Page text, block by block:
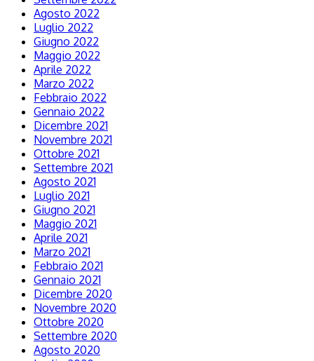
Agosto 2022
Luglio 2022
Giugno 2022
Maggio 2022
Aprile 2022
Marzo 2022
Febbraio 2022
Gennaio 2022
Dicembre 2021
Novembre 2021
Ottobre 2021
Settembre 2021
Agosto 2021
Luglio 2021
Giugno 2021
Maggio 2021
Aprile 2021
Marzo 2021
Febbraio 2021
Gennaio 2021
Dicembre 2020
Novembre 2020
Ottobre 2020
Settembre 2020
Agosto 2020